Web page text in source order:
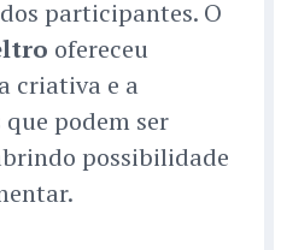
participantes. O
ofereceu
criativa e a
podem ser
possibilidade